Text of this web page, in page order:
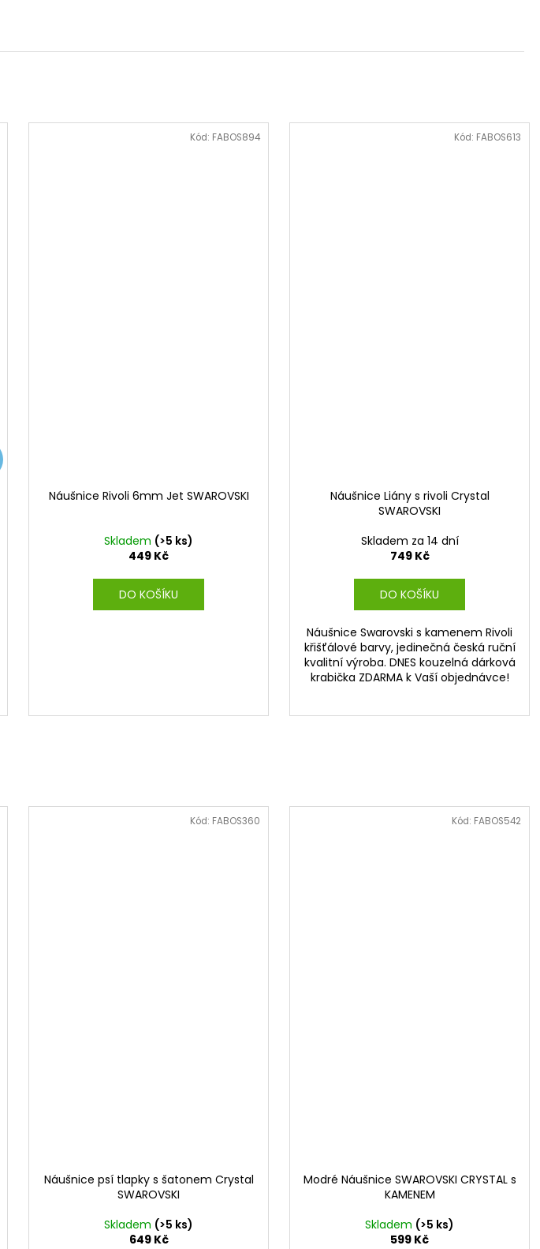
Náušnice Rivoli 6mm Jet SWAROVSKI
Skladem (>5 ks)
449 Kč
DO KOŠÍKU
Kód: FABOS894
Náušnice Liány s rivoli Crystal
SWAROVSKI
Skladem za 14 dní
749 Kč
DO KOŠÍKU
Náušnice Swarovski s kamenem Rivoli
křišťálové barvy, jedinečná česká ruční
kvalitní výroba. DNES kouzelná dárková
krabička ZDARMA k Vaší objednávce!
Kód: FABOS613
Náušnice psí tlapky s šatonem Crystal
SWAROVSKI
Skladem (>5 ks)
649 Kč
Kód: FABOS360
Modré Náušnice SWAROVSKI CRYSTAL s
KAMENEM
Skladem (>5 ks)
599 Kč
Kód: FABOS542